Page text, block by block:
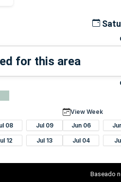
for this area
08 Jul 09
12 Jul 13
View Week
Jun 06
Jul 04
Baseado